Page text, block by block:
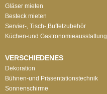
Gläser mieten
Besteck mieten
Servier-, Tisch-,Buffetzubehör
Küchen-und Gastronomieausstattung
VERSCHIEDENES
Dekoration
Bühnen-und Präsentationstechnik
Sonnenschirme